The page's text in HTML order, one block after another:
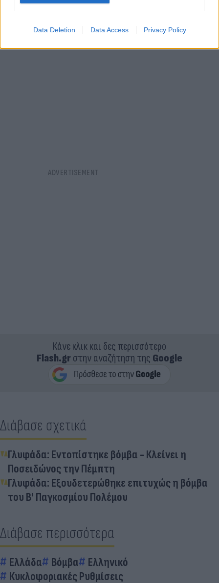
Data Deletion Data Access Privacy Policy
Κάνε κλικ και δες περισσότερο
Flash.grστην αναζήτηση της Google
Διάβασε σχετικά
Γλυφάδα: Εντοπίστηκε βόμβα - Κλείνει η
Ποσειδώνος την Πέμπτη
Γλυφάδα: Εξουδετερώθηκε επιτυχώς η βόμβα
του Β' Παγκοσμίου Πολέμου
Διάβασε περισσότερα
Ελλάδα Βόμβα
Ελληνικό
Κυκλοφοριακές Ρυθμίσεις